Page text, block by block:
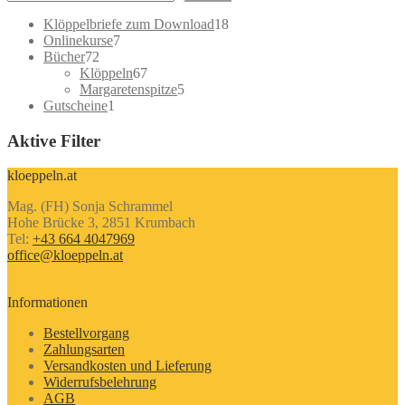
Klöppelbriefe zum Download1818
Onlinekurse77
Bücher72
Produkte
Klöppeln6767
Produkte
Margaretenspitze55
Gutscheine1
Aktive Filter
kloeppeln.at
Mag. (FH) Sonja Schrammel
Hohe Brücke 3, 2851 Krumbach
Tel: +43 664 4047969
office@kloeppeln.at
Informationen
Bestellvorgang
Zahlungsarten
Versandkosten und Lieferung
Widerrufsbelehrung
AGB